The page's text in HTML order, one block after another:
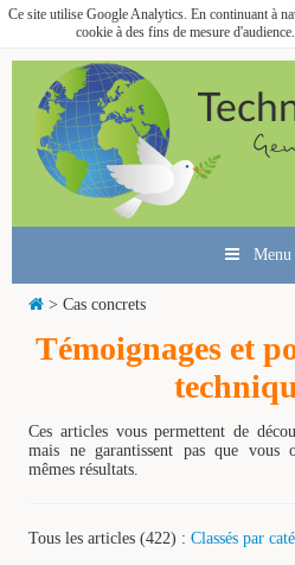
Ce site utilise Google Analytics. En continuant à
cookie à des fins de mesure d'audience.
Menu
> Cas concrets
Témoignages et
Ces articles vous permettent de
mais ne garantissent pas que vous
mêmes résultats.
Tous les articles (422) : Classés par